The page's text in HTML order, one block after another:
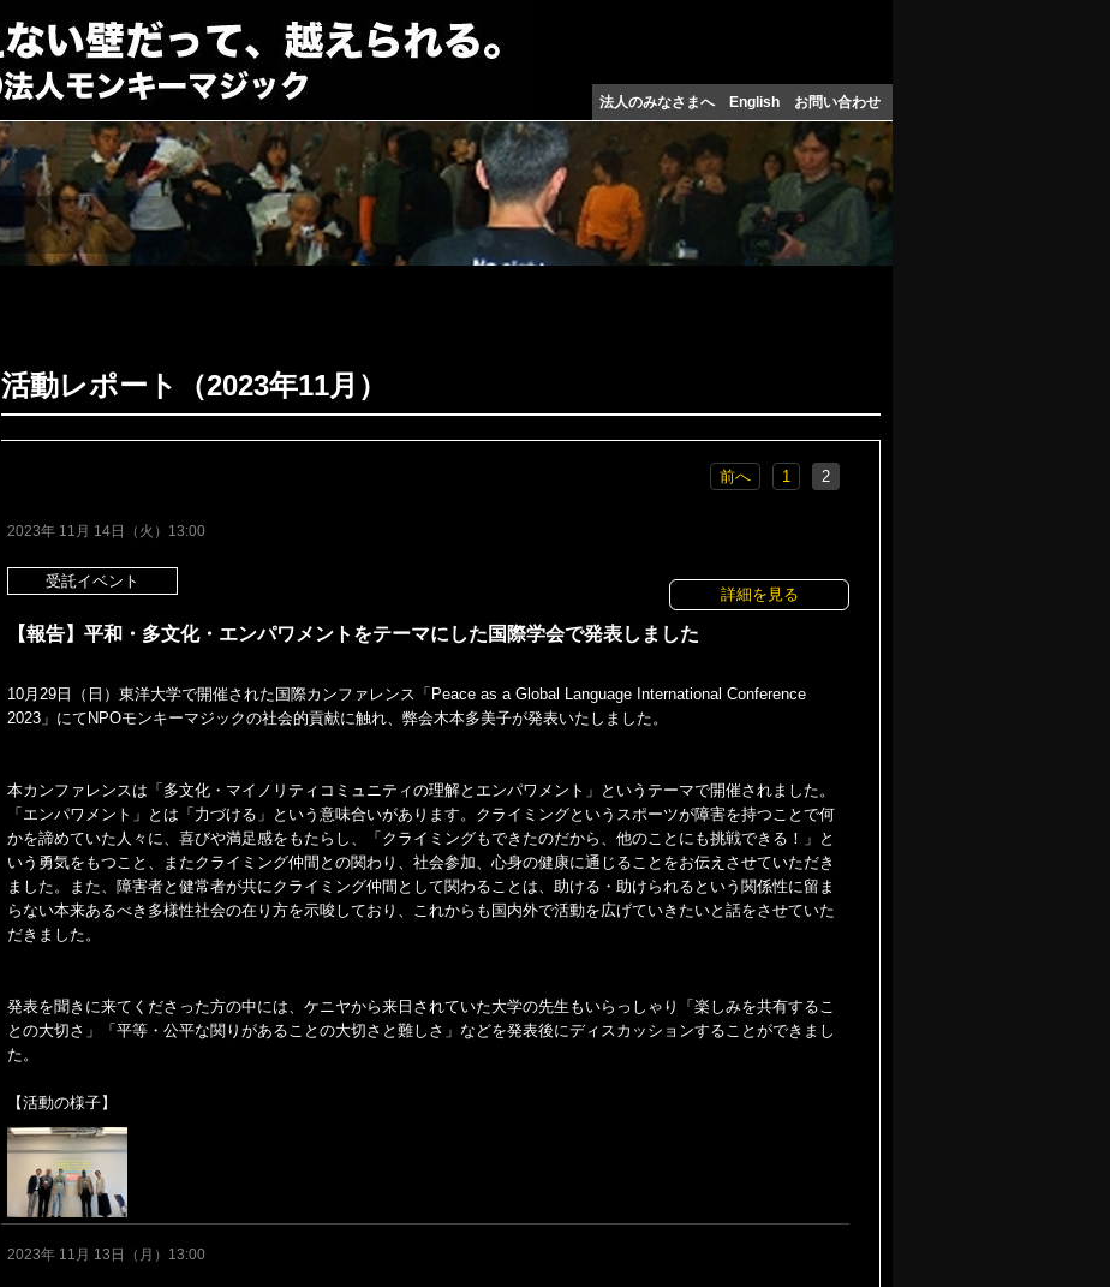
法人のみなさまへ English お問い合わせ
活動レポート（2023年11月）
前へ 1 2
2023年 11月 14日（火）13:00
受託イベント
詳細を見る
【報告】平和・多文化・エンパワメントをテーマにした国際学会で発表しました
10月29日（日）東洋大学で開催された国際カンファレンス「Peace as a Global Language International Conference
2023」にてNPOモンキーマジックの社会的貢献に触れ、弊会木本多美子が発表いたしました。
本カンファレンスは「多文化・マイノリティコミュニティの理解とエンパワメント」というテーマで開催されました。
「エンパワメント」とは「力づける」という意味合いがあります。クライミングというスポーツが障害を持つことで何
かを諦めていた人々に、喜びや満足感をもたらし、「クライミングもできたのだから、他のことにも挑戦できる！」と
いう勇気をもつこと、またクライミング仲間との関わり、社会参加、心身の健康に通じることをお伝えさせていただき
ました。また、障害者と健常者が共にクライミング仲間として関わることは、助ける・助けられるという関係性に留ま
らない本来あるべき多様性社会の在り方を示唆しており、これからも国内外で活動を広げていきたいと話をさせていた
だきました。
発表を聞きに来てくださった方の中には、ケニヤから来日されていた大学の先生もいらっしゃり「楽しみを共有するこ
との大切さ」「平等・公平な関りがあることの大切さと難しさ」などを発表後にディスカッションすることができまし
た。
【活動の様子】
2023年 11月 13日（月）13:00